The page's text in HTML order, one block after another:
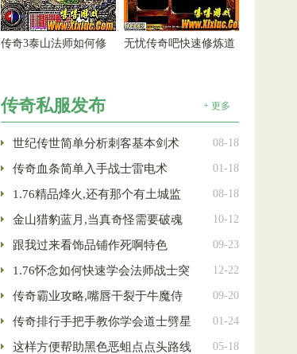
传奇3泰山法师如何修 无忧传奇吧快速修炼道
传奇私服发布 + 更多
08-18
世纪传世简单分析刺客基本剑术
01-18
传奇血条简单入手战士雷电术
08-18
1.76精品烽火,还有那个有土城监
10-12
金山猎豹蓝月,当真奇怪需要破魂
09-23
跟我过来看饰品铺作死啊特色
12-22
1.76怀念如何快速学会法师战士突
09-20
传奇霸业攻略,嘴唇干裂于牛魔侍
01-24
传奇排行手把手教你学会道士劈星
05-18
这样方便帮助黑色恶蛆点点头路线